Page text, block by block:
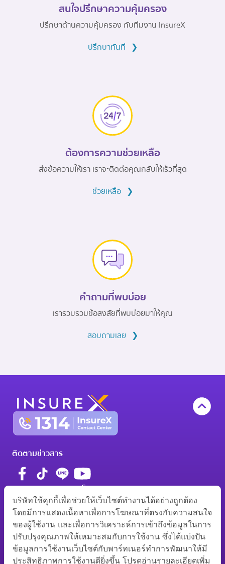
สนใจปรึกษาความคุ้มครอง
ปรึกษาด้านความคุ้มครอง กับทีมงาน InsureX
ปรึกษาทันที ❯
ต้องการความช่วยเหลือ
ส่งข้อความให้เรา เราจะติดต่อคุณกลับให้เร็วที่สุด
ช่วยเหลือ ❯
คำถามที่พบบ่อย
เรารวบรวมข้อสงสัยที่พบบ่อยมาให้คุณ
สอบถามเลย ❯
ติดตามข่าวสาร
มาตรฐานการรับรอง โดย
ว00012/2560
ช00003/2563
อลว021121000/2564
0105560058369
บริษัทใช้คุกกี้เพื่อช่วยให้เว็บไซต์ทำงานได้อย่างถูกต้อง
โดยมีการแสดงเนื้อหาเพื่อการโฆษณาที่ตรงกับความสนใจ
ของผู้ใช้งาน และเพื่อการวิเคราะห์การเข้าถึงข้อมูลในการ
ปรับปรุงคุณภาพให้เหมาะสมกับการใช้งาน ซึ่งได้แบ่งปัน
ข้อมูลการใช้งานเว็บไซต์กับพาร์ทเนอร์ทำการพัฒนาให้มี
ประสิทธิภาพการใช้งานดียิ่งขึ้น โปรดอ่านรายละเอียดเพิ่ม